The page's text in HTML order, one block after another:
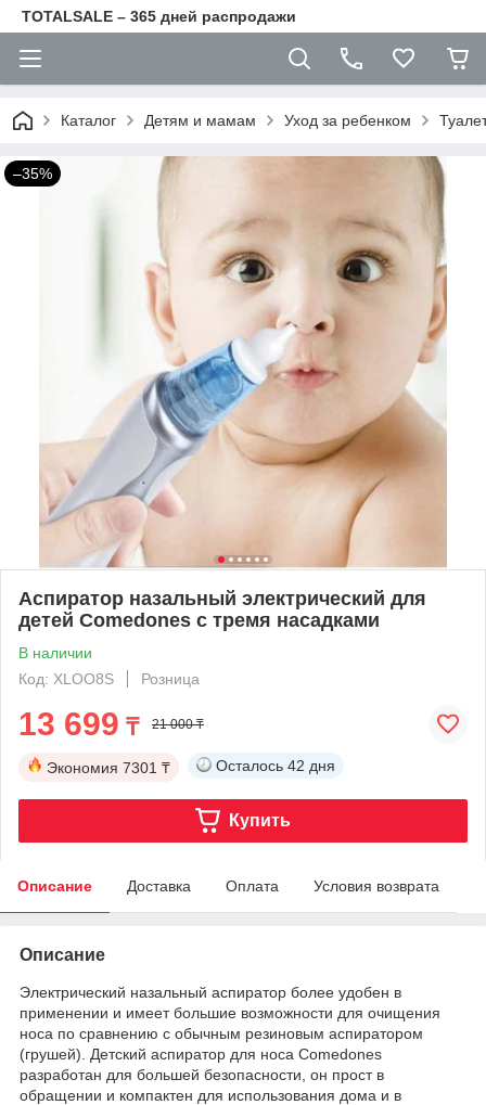
TOTALSALE – 365 дней распродажи
Каталог Детям и мамам Уход за ребенком
–35%
Аспиратор назальный электрический для
детей Comedones с тремя насадками
В наличии
Код: XLOO8S
Розница
13 699 ₸ 21 000 ₸
Экономия 7301 ₸ Осталось 42 дня
Купить
Описание Доставка Оплата Условия возврата
Описание
Электрический назальный аспиратор более удобен в
применении и имеет большие возможности для очищения
носа по сравнению с обычным резиновым аспиратором
(грушей). Детский аспиратор для носа Comedones
разработан для большей безопасности, он прост в
обращении и компактен для использования дома и в